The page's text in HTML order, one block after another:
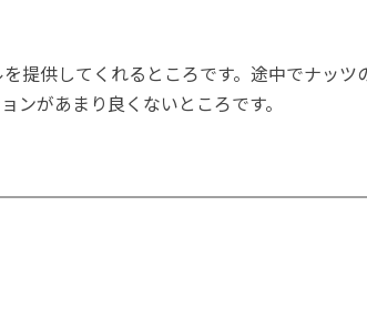
提供してくれるところです。途中でナッツ
があまり良くないところです。